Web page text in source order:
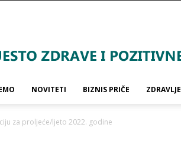
NOVITETI BIZNIS PRIČE ZDRAVLJE
za proljeće/ljeto 2022. godine